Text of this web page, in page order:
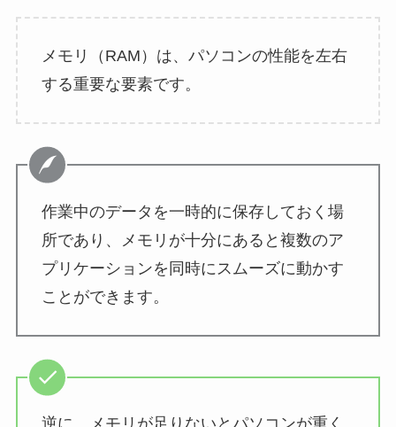
メモリ（RAM）は、パソコンの性能を左右
する重要な要素です。
作業中のデータを一時的に保存しておく場
所であり、メモリが十分にあると複数のア
プリケーションを同時にスムーズに動かす
ことができます。